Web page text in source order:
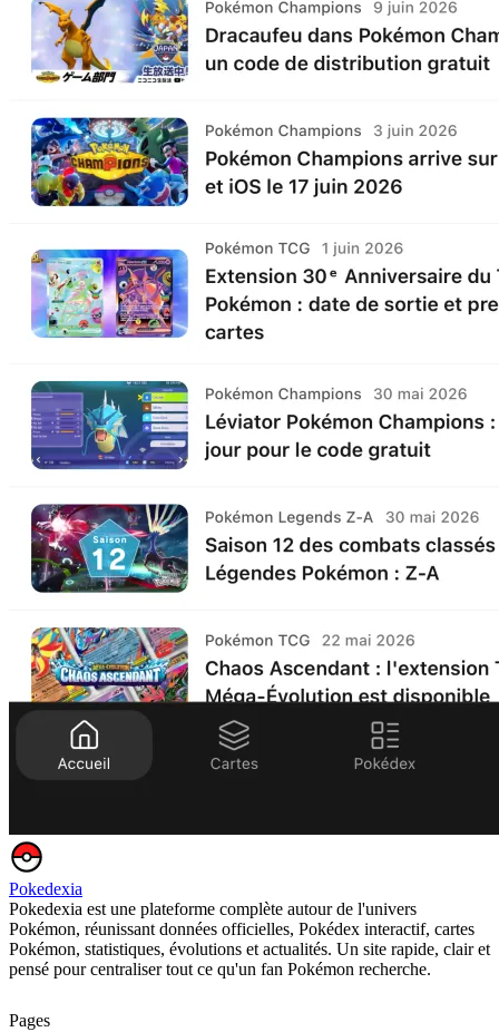
Pokedexia
Pokedexia est une plateforme complète autour de l'univers
Pokémon, réunissant données officielles, Pokédex interactif, cartes
Pokémon, statistiques, évolutions et actualités. Un site rapide, clair et
pensé pour centraliser tout ce qu'un fan Pokémon recherche.
Pages